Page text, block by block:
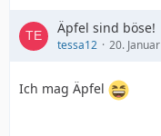
Äpfel sind böse!
tessa12 20.
Ich mag Äpfel